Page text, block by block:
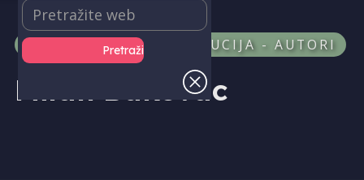
PRODUKCIJA I DISTRIBUCIJA - AUTORI
Milan Bukovac